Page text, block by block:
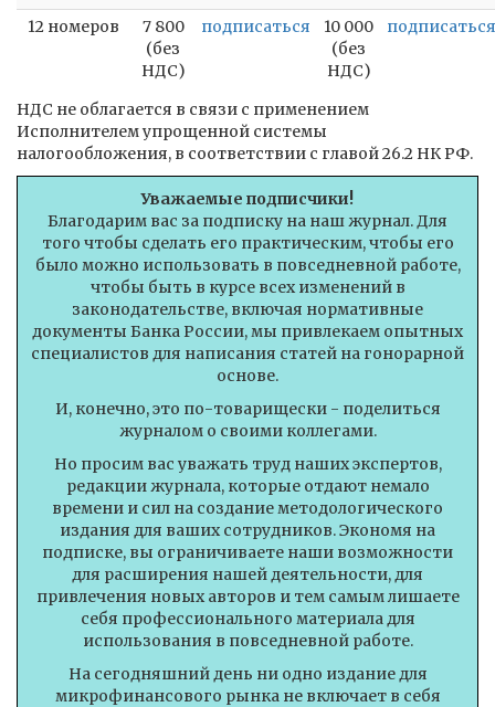
12 номеров
7 800
(без
НДС)
подписаться
10 000
(без
НДС)
подписаться
НДС не облагается в связи с применением
Исполнителем упрощенной системы
налогообложения, в соответствии с главой 26.2 НК РФ.
Уважаемые подписчики!
Благодарим вас за подписку на наш журнал. Для
того чтобы сделать его практическим, чтобы его
было можно использовать в повседневной работе,
чтобы быть в курсе всех изменений в
законодательстве, включая нормативные
документы Банка России, мы привлекаем опытных
специалистов для написания статей на гонорарной
основе.
И, конечно, это по-товарищески - поделиться
журналом о своими коллегами.
Но просим вас уважать труд наших экспертов,
редакции журнала, которые отдают немало
времени и сил на создание методологического
издания для ваших сотрудников. Экономя на
подписке, вы ограничиваете наши возможности
для расширения нашей деятельности, для
привлечения новых авторов и тем самым лишаете
себя профессионального материала для
использования в повседневной работе.
На сегодняшний день ни одно издание для
микрофинансового рынка не включает в себя